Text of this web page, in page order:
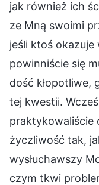
jak również ich
ze Mną swoimi
jeśli ktoś
powinniście się
dość kłopotliwe,
tej kwestii.
praktykowaliście
życzliwość tak,
wysłuchawszy
czym tkwi